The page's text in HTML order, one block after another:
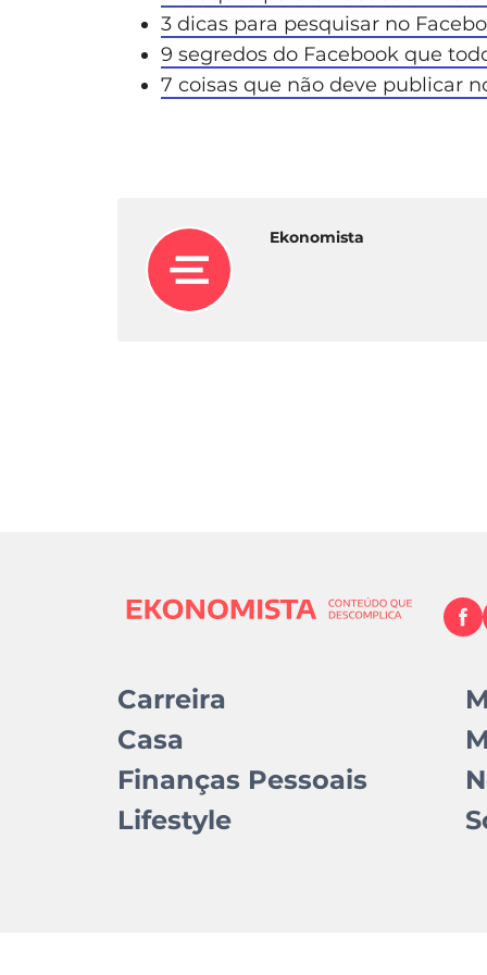
3 dicas para pesquisar no
9 segredos do Facebook que
7 coisas que não deve publicar
Ekonomista
Carreira
Casa
Finanças Pessoais
Lifestyle